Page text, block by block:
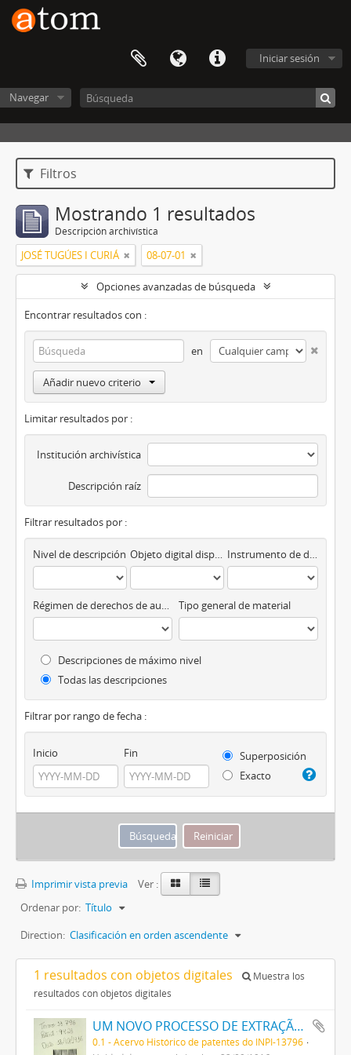
Iniciar sesión
Navegar
Filtros
Mostrando 1 resultados
Descripción archivística
JOSÉ TUGÚES I CURIÁ 08-07-01
Opciones avanzadas de búsqueda
Encontrar resultados con :
en
Añadir nuevo criterio
Limitar resultados por :
Institución archivística
Descripción raíz
Filtrar resultados por :
Nivel de descripción Objeto digital disponibles Instrumento de descripción
Régimen de derechos de autor Tipo general de material
Descripciones de máximo nivel
Todas las descripciones
Filtrar por rango de fecha :
Inicio Fin
Superposición
Exacto
Imprimir vista previa
Ver :
Ordenar por: Título
Direction: Clasificación en orden ascendente
1 resultados con objetos digitales
Muestra los
resultados con objetos digitales
UM NOVO PROCESSO DE EXTRAÇÃO DE MATERIA CORANTE DOS VEGETAES
0.1 - Acervo Histórico de patentes do INPI-13796